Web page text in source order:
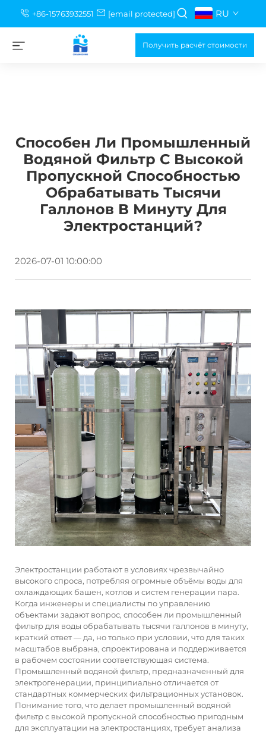
+86-15763932551 [email protected] RU
Получить расчёт стоимости
Способен Ли Промышленный
Водяной Фильтр С Высокой
Пропускной Способностью
Обрабатывать Тысячи
Галлонов В Минуту Для
Электростанций?
2026-07-01 10:00:00
Электростанции работают в условиях чрезвычайно
высокого спроса, потребляя огромные объёмы воды для
охлаждающих башен, котлов и систем генерации пара.
Когда инженеры и специалисты по управлению
объектами задают вопрос, способен ли промышленный
фильтр для воды обрабатывать тысячи галлонов в минуту,
краткий ответ — да, но только при условии, что для таких
масштабов выбрана, спроектирована и поддерживается
в рабочем состоянии соответствующая система.
Промышленный водяной фильтр, предназначенный для
электрогенерации, принципиально отличается от
стандартных коммерческих фильтрационных установок.
Понимание того, что делает промышленный водяной
фильтр с высокой пропускной способностью пригодным
для эксплуатации на электростанциях, требует анализа